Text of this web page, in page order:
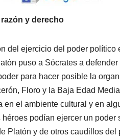
y derecho
del ejercicio del poder
puso a Sócrates a
para hacer posible la
Floro y la Baja Edad
en el ambiente cultural y en
héroes podían ejercer un
Platón y de otros caudillos del